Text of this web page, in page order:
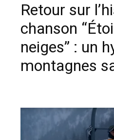
Retour sur
chanson
neiges” : un
montagnes